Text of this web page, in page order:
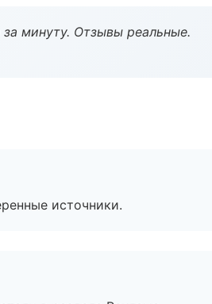
минуту. Отзывы реальные.
источники.